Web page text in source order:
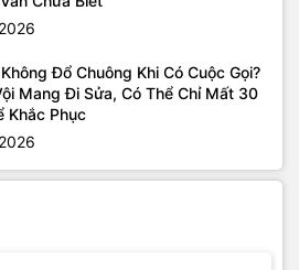
Đổ Chuông Khi Có Cuộc Gọi?
Mang Đi Sửa, Có Thể Chỉ Mất 30
Khắc Phục